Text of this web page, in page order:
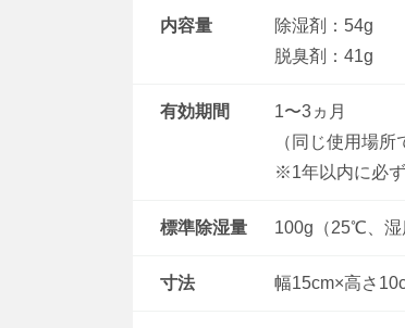
内容量
除湿剤：54g
脱臭剤：41g
有効期間
1〜3ヵ月
（同じ使用場
※1年以内に必
標準除湿量 100g（25℃、湿
寸法 幅15cm×高さ